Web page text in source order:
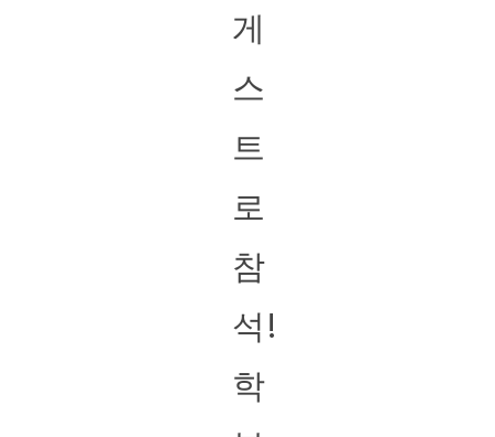
게
스
트
로
참
석!
학